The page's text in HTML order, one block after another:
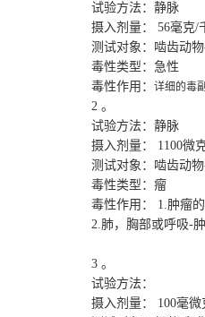
试验方法：静脉
摄入剂量： 56毫克/
测试对象：啮齿动
毒性类型：急性
毒性作用： 详细的毒
2 。
试验方法：静脉
摄入剂量： 1100微
测试对象：啮齿动
毒性类型：瘤
毒性作用： 1.肿瘤
2.肺，胸部或呼吸-
3 。
试验方法：
摄入剂量： 100毫微